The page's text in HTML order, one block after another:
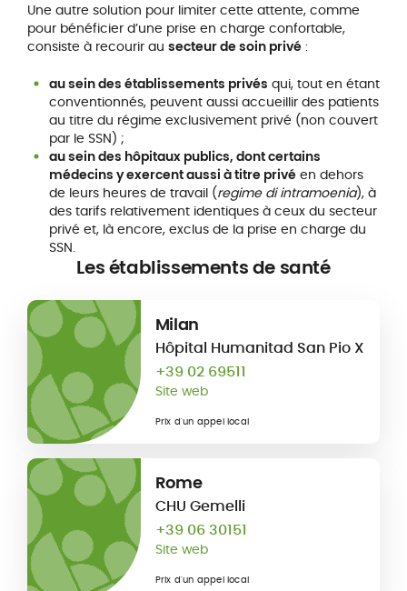
Une autre solution pour limiter cette attente, comme
pour bénéficier d’une prise en charge confortable,
consiste à recourir au secteur de soin privé:
au sein des établissements privés qui, tout en étant
conventionnés, peuvent aussi accueillir des patients
au titre du régime exclusivement privé (non couvert
par le SSN) ;
au sein des hôpitaux publics, dont certains
médecins y exercent aussi à titre privéen dehors
de leurs heures de travail (regime di intramoenia), à
des tarifs relativement identiques à ceux du secteur
privé et, là encore, exclus de la prise en charge du
SSN.
Les établissementsde santé
Milan
Hôpital Humanitad San Pio X
+39 02 69511
Site web
Prix d'un appel local
Rome
CHU Gemelli
+39 06 30151
Site web
Prix d'un appel local